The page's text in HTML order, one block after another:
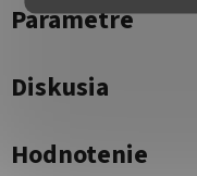
Parametre
Diskusia
Hodnotenie